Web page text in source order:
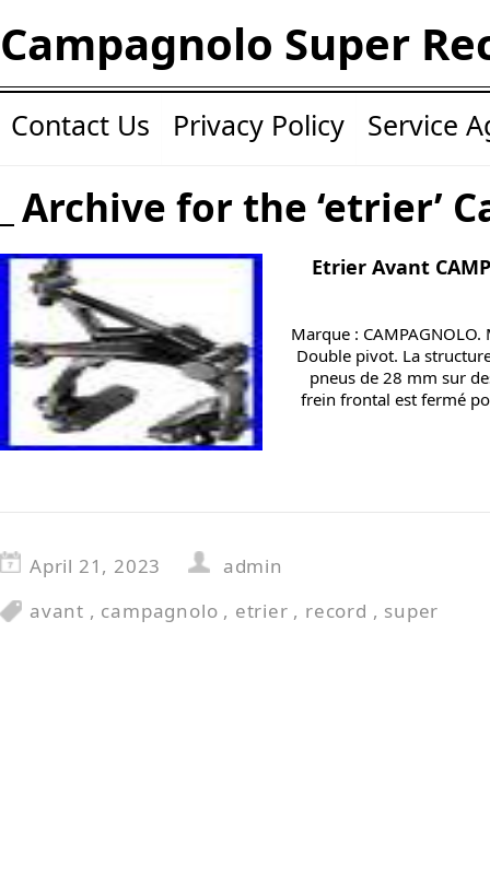
Campagnolo Super
Contact Us Privacy Policy Service
Archive for the ‘etrier’
Etrier Avant
Marque : CAMPAGNOLO.
Double pivot. La
pneus de 28 mm sur
frein frontal est fermé
April 21, 2023
admin
avant , campagnolo , etrier , record , super